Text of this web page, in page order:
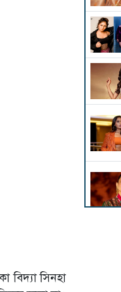
বিদ্যা সিনহা